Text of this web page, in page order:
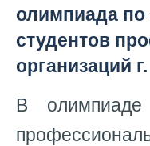
олимпиада по
студентов
организаций
В